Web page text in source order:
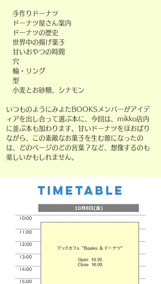
手作りドーナツ
ドーナツ屋さん案内
ドーナツの歴史
世界中の揚げ菓子
甘いおやつの時間
穴
輪・リング
型
小麦とお砂糖、シナモン
いつものようにみよたBOOKSメンバーがアイデ
ィアを出し合って選ぶ本に、今回は、mikko店内
に並ぶ本も加わります。 甘いドーナツをほおばり
ながら、この素敵なお菓子を生む源になったの
は、どのページのどの言葉？など、想像するのも
楽しいかもしれません。
TIMETABLE